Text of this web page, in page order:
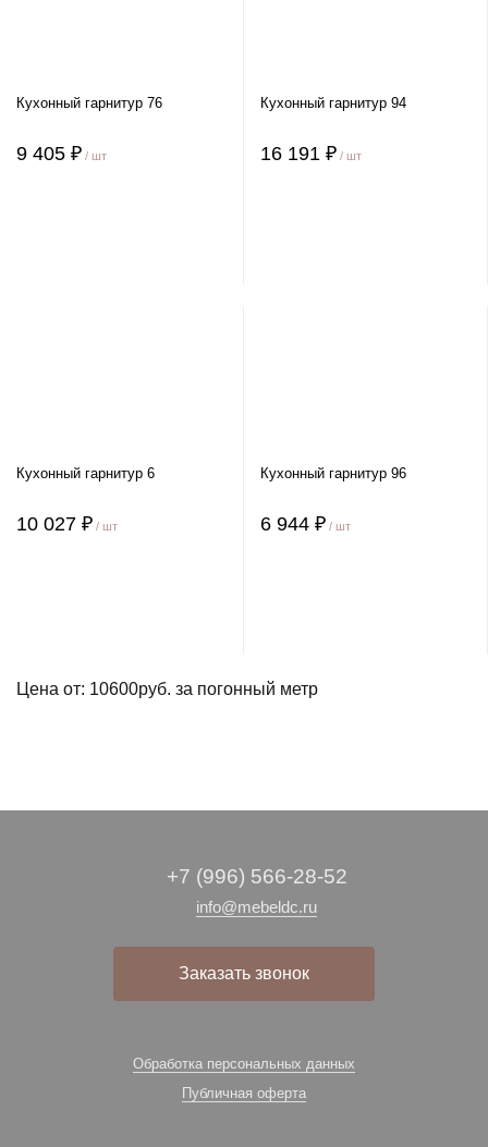
Кухонный гарнитур 76
9 405 ₽ / шт
Кухонный гарнитур 94
16 191 ₽ / шт
Кухонный гарнитур 6
10 027 ₽ / шт
Кухонный гарнитур 96
6 944 ₽ / шт
Цена от: 10600руб. за погонный метр
+7 (996) 566-28-52
info@mebeldc.ru
Заказать звонок
Обработка персональных данных
Публичная оферта